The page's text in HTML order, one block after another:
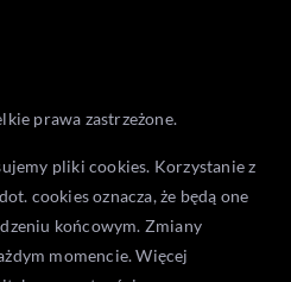
prawa zastrzeżone.
pliki cookies. Korzystanie z
cookies oznacza, że będą one
końcowym. Zmiany
momencie. Więcej